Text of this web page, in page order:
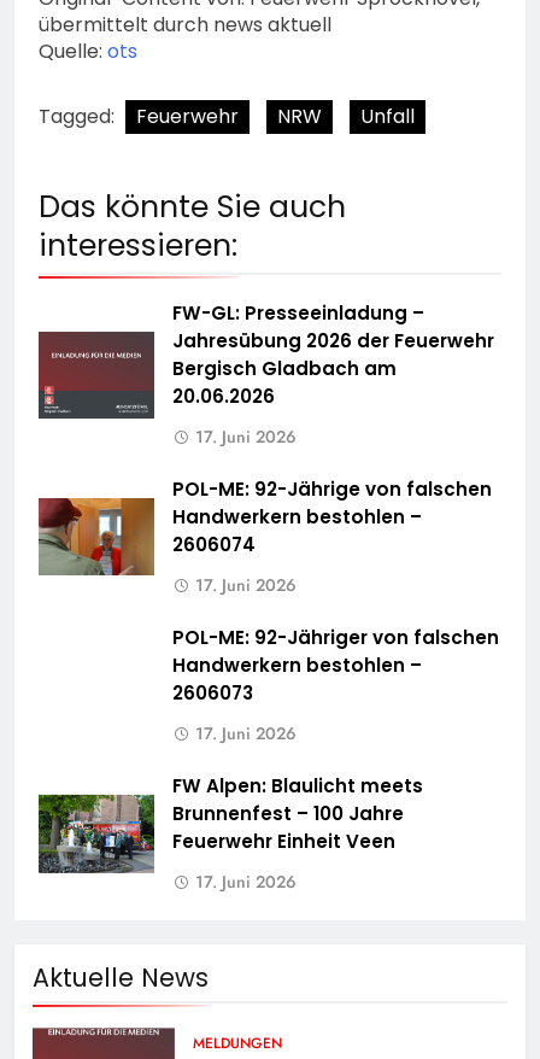
übermittelt durch news aktuell
Quelle: ots
Tagged: Feuerwehr NRW Unfall
Das könnte Sie auch
interessieren:
FW-GL: Presseeinladung –
Jahresübung 2026 der Feuerwehr
Bergisch Gladbach am
20.06.2026
17. Juni 2026
POL-ME: 92-Jährige von falschen
Handwerkern bestohlen –
2606074
17. Juni 2026
POL-ME: 92-Jähriger von falschen
Handwerkern bestohlen –
2606073
17. Juni 2026
FW Alpen: Blaulicht meets
Brunnenfest – 100 Jahre
Feuerwehr Einheit Veen
17. Juni 2026
Aktuelle News
MELDUNGEN